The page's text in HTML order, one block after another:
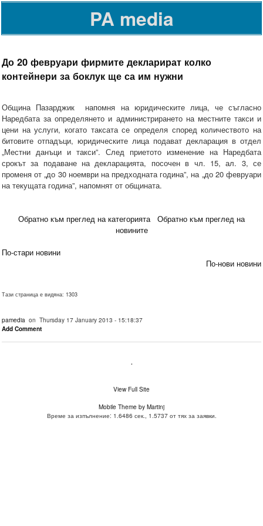
PA media
До 20 февруари фирмите декларират колко
контейнери за боклук ще са им нужни
Община Пазарджик напомня на юридическите лица, че съгласно
Наредбата за определянето и администрирането на местните такси и
цени на услуги, когато таксата се определя според количеството на
битовите отпадъци, юридическите лица подават декларация в отдел
„Местни данъци и такси”. След приетото изменение на Наредбата
срокът за подаване на декларацията, посочен в чл. 15, ал. 3, се
променя от „до 30 ноември на предходната година”, на „до 20 февруари
на текущата година”, напомнят от общината.
Обратно към преглед на категорията
Обратно към преглед на
новините
По-стари новини
По-нови новини
Тази страница е видяна: 1303
pamedia on Thursday 17 January 2013 - 15:18:37
Add Comment
.
View Full Site
Mobile Theme by Martinj
Време за изпълнение: 1.6486 сек., 1.5737 от тях за заявки.